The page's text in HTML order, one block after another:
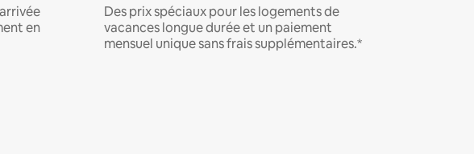
en
Des prix spéciaux pour les logements de
vacances longue durée et un paiement
mensuel unique sans frais supplémentaires.*